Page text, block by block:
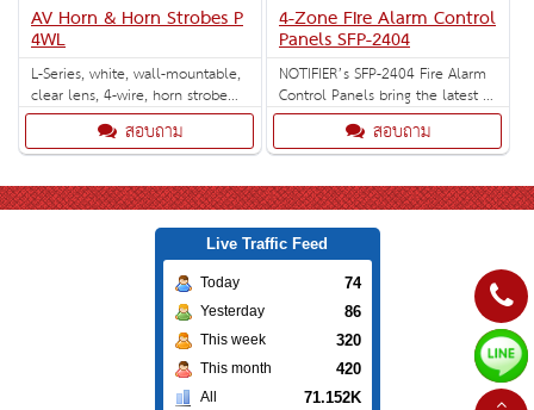
AV Horn & Horn Strobes P
4WL
L-Series, white, wall-mountable,
clear lens, 4-wire, horn strobe
marked "FIRE". Selectable strobe
settings: 15, 30, 75, 95, 110,
135, and 185 cd.
สอบถาม
4-Zone Fire Alarm Control
Panels SFP-2404
NOTIFIER’s SFP-2404 Fire Alarm
Control Panels bring the latest in
microprocessor technology to
conventional fire controls.
สอบถาม
Live Traffic Feed
Today 74
Yesterday 86
This week 320
This month 420
All 71.152K